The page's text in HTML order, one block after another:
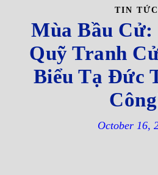
TIN TỨC
Mùa Bầu Cử:
Quỹ Tranh
Biểu Tạ Đức
October 16,